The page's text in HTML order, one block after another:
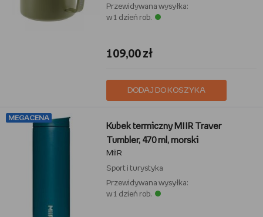
Przewidywana wysyłka:
w 1 dzień rob.
109,00 zł
DODAJ DO KOSZYKA
MEGACENA
Kubek termiczny MIIR Traver
Tumbler, 470 ml, morski
MiiR
Sport i turystyka
Przewidywana wysyłka:
w 1 dzień rob.